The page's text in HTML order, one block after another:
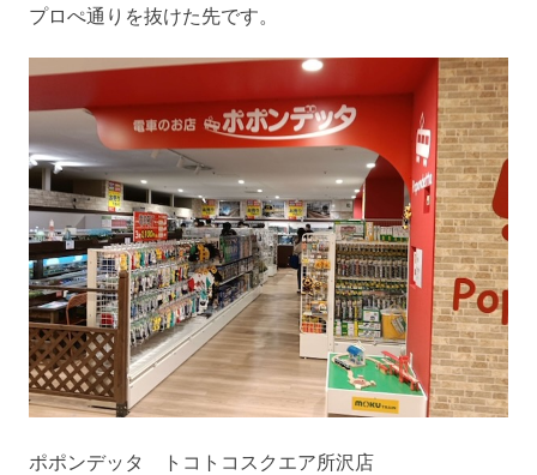
プロぺ通りを抜けた先です。
ポポンデッタ トコトコスクエア所沢店